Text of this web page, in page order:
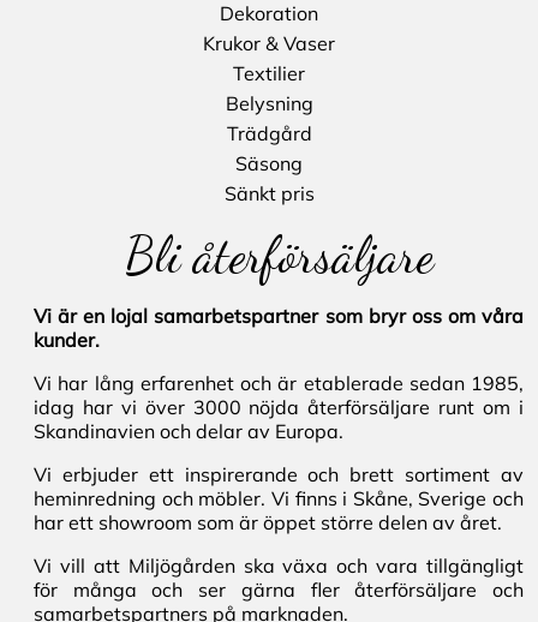
Dekoration
Krukor & Vaser
Textilier
Belysning
Trädgård
Säsong
Sänkt pris
Bli återförsäljare
Vi är en lojal samarbetspartner som bryr oss om våra
kunder.
Vi har lång erfarenhet och är etablerade sedan 1985,
idag har vi över 3000 nöjda återförsäljare runt om i
Skandinavien och delar av Europa.
Vi erbjuder ett inspirerande och brett sortiment av
heminredning och möbler. Vi finns i Skåne, Sverige och
har ett showroom som är öppet större delen av året.
Vi vill att Miljögården ska växa och vara tillgängligt
för många och ser gärna fler återförsäljare och
samarbetspartners på marknaden.